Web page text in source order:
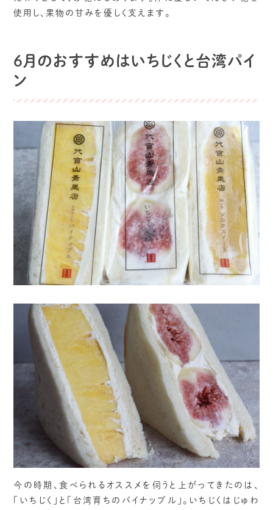
使用し、果物の甘みを優しく支えます。
6月のおすすめはいちじくと台湾パイ
ン
今の時期、食べられるオススメを伺うと上がってきたのは、
「いちじく」と「台湾育ちのパイナップル」。いちじくはじゅわ